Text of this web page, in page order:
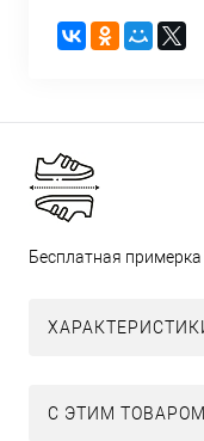
Бесплатная примерка
С ЭТИМ